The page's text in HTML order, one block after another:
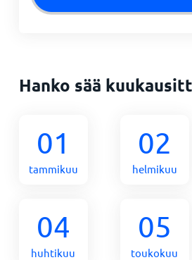
Hanko sää
01
tammikuu
02
helmikuu
04
huhtikuu
05
toukokuu